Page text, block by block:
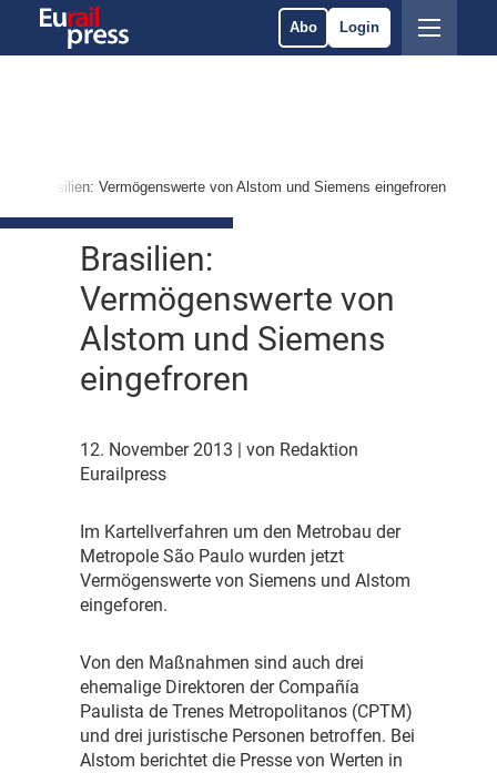
Abo Login
Brasilien: Vermögenswerte von Alstom und Siemens eingefroren
Brasilien:
Vermögenswerte von
Alstom und Siemens
eingefroren
12. November 2013
| von Redaktion
Eurailpress
m Kartellverfahren um den Metrobau der
Metropole São Paulo wurden jetzt
Vermögenswerte von Siemens und Alstom
eingeforen.
Von den Maßnahmen sind auch drei
ehemalige Direktoren der Compañía
Paulista de Trenes Metropolitanos (CPTM)
und drei juristische Personen betroffen. Bei
Alstom berichtet die Presse von Werten in